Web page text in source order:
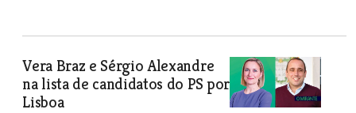
Vera Braz e Sérgio Alexandre
na lista de candidatos do PS por
Lisboa